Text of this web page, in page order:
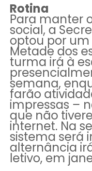
Rotina
Para manter
social, a
optou por
Metade dos
turma irá à
semana,
farão
impressas –
que não
internet. Na
sistema será
alternância
letivo, em